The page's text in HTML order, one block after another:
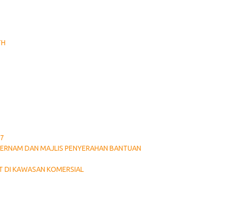
DAN MAJLIS PENYERAHAN BANTUAN
DI KAWASAN KOMERSIAL